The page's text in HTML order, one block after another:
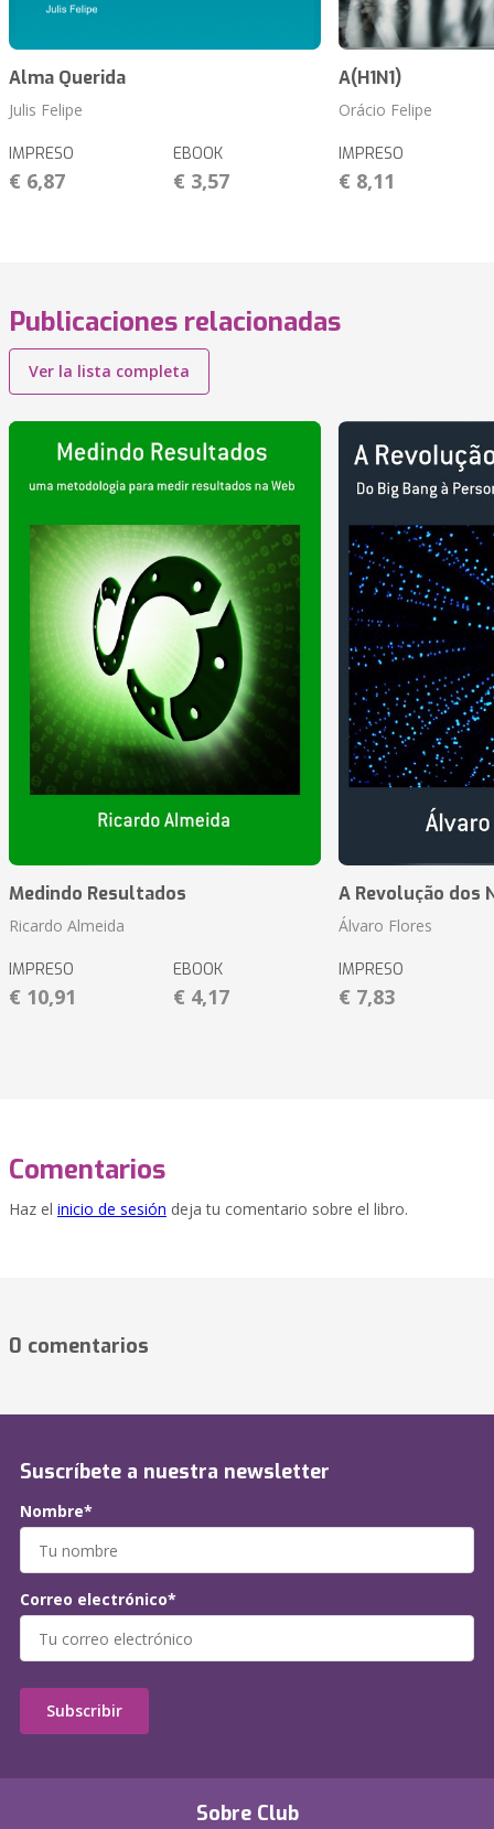
Alma Querida
Julis Felipe
IMPRESO
€ 6,87
EBOOK
€ 3,57
A(H1N1)
Orácio Felipe
IMPRESO
€ 8,11
Publicaciones relacionadas
Ver la lista completa
Medindo Resultados
Ricardo Almeida
IMPRESO
€ 10,91
EBOOK
€ 4,17
A Revolução dos
Álvaro Flores
IMPRESO
€ 7,83
Comentarios
Haz el inicio de sesión deja tu comentario sobre el libro.
0 comentarios
Sobre Club
Suscríbete a nuestra newsletter
Nombre*
Correo electrónico*
Subscribir